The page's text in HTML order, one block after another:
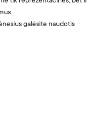
galėsite naudotis